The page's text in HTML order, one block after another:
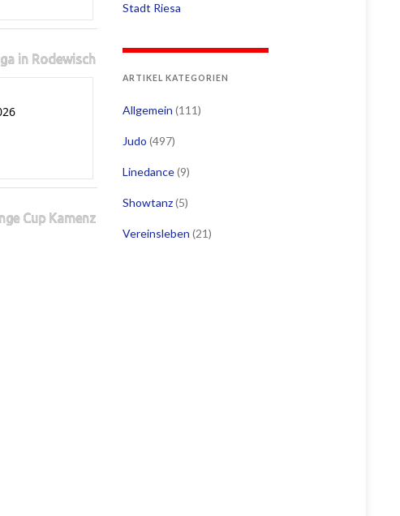
in Rodewisch
Cup Kamenz
Stadt Riesa
ARTIKEL KATEGORIEN
Allgemein (111)
Judo (497)
Linedance(9)
Showtanz(5)
Vereinsleben (21)